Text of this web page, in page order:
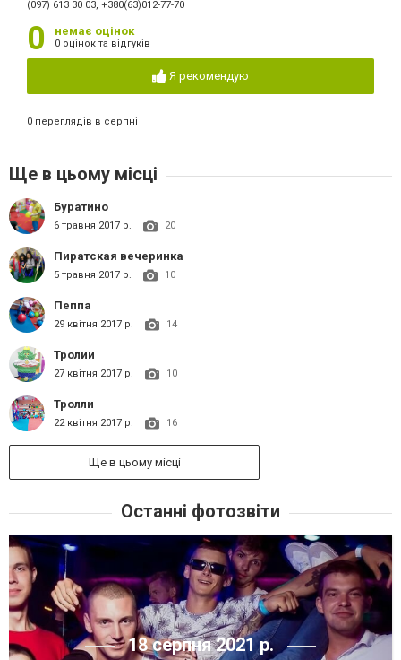
(097) 613 30 03, +380(63)012-77-70
0 немає оцінок
0 оцінок та відгуків
Я рекомендую
0 переглядів в серпні
Ще в цьому місці
Буратино
6 травня 2017 р. 20
Пиратская вечеринка
5 травня 2017 р. 10
Пеппа
29 квітня 2017 р. 14
Тролии
27 квітня 2017 р. 10
Тролли
22 квітня 2017 р. 16
Ще в цьому місці
Останні фотозвіти
18 серпня 2021 р.